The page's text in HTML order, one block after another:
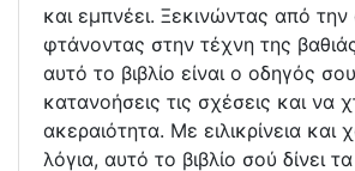
και εμπνέει. Ξεκινώντας από
φτάνοντας στην τέχνη της
αυτό το βιβλίο είναι ο οδηγός
κατανοήσεις τις σχέσεις και να
ακεραιότητα. Με ειλικρίνεια και
λόγια, αυτό το βιβλίο σού δίνει